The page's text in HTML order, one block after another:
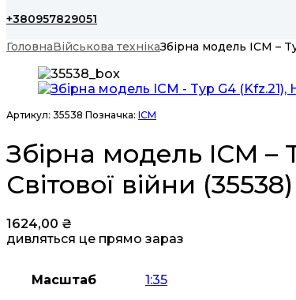
+380957829051
ГоловнаВійськова технікаЗбірна модель ICM –
Артикул: 35538 Позначка: ICM
Збірна модель ICM –
Світової війни (35538)
1624,00 ₴
дивляться це прямо зараз
Масштаб 1:35